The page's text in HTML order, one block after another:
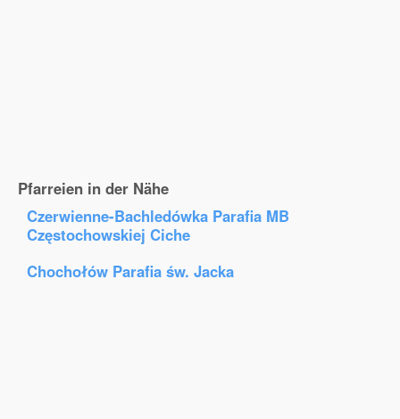
Pfarreien in der Nähe
Czerwienne-Bachledówka Parafia MB
Częstochowskiej Ciche
Chochołów Parafia św. Jacka